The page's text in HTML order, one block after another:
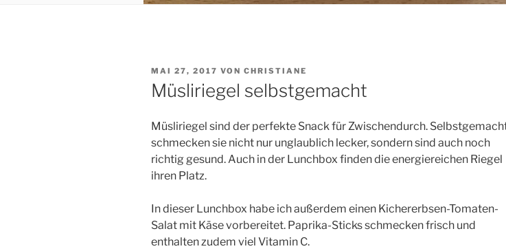
VERÖFFENTLICHT
AM
MAI 27, 2017 VON CHRISTIANE
Müsliriegel selbstgemacht
Müsliriegel sind der perfekte Snack für Zwischendurch.
schmecken sie nicht nur unglaublich lecker, sondern sind auch noch
richtig gesund. Auch in der Lunchbox finden die energiereichen Riegel
ihren Platz.
In dieser Lunchbox habe ich außerdem einen Kichererbsen-Tomaten-
Salat mit Käse vorbereitet. Paprika-Sticks schmecken frisch und
enthalten zudem viel Vitamin C.